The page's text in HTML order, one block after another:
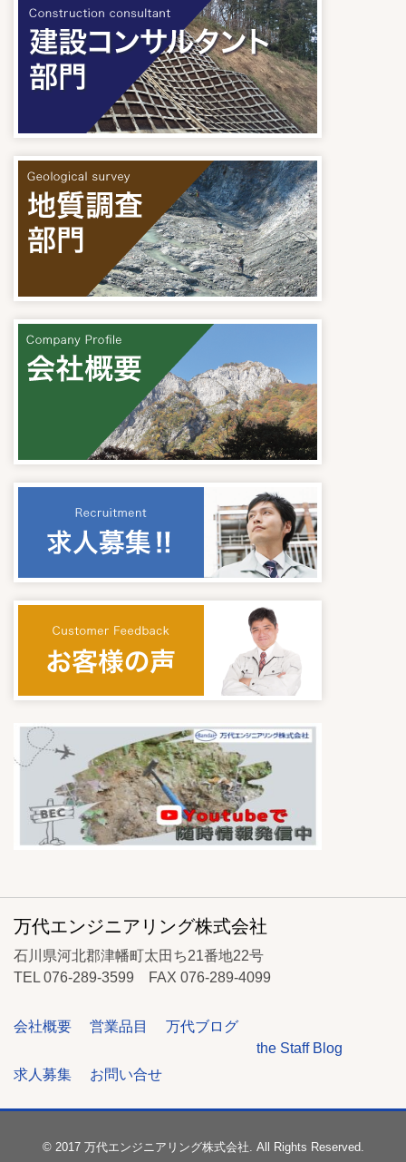
万代エンジニアリング株式会社
石川県河北郡津幡町太田ち21番地22号
TEL 076-289-3599 FAX 076-289-4099
会社概要 営業品目
万代ブログ
the Staff Blog
求人募集
お問い合せ
© 2017 万代エンジニアリング株式会社. All Rights Reserved.